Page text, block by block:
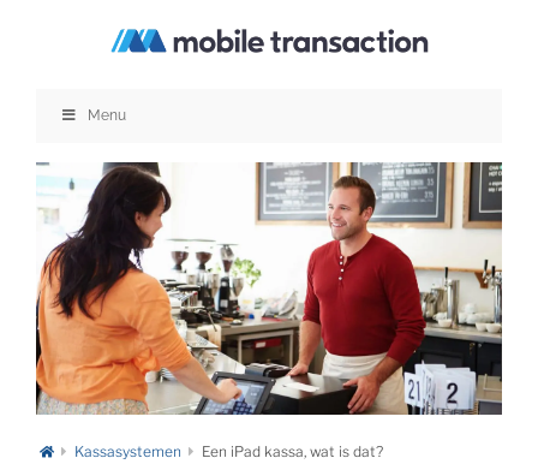
Menu
Kassasystemen Een iPad kassa, wat is dat?